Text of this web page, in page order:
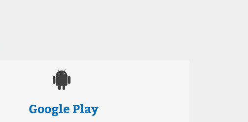
Google Play